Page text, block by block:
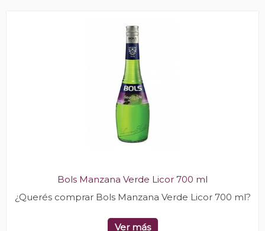
Bols Manzana Verde Licor 700 ml
¿Querés comprar Bols Manzana Verde Licor 700 ml?
Ver más